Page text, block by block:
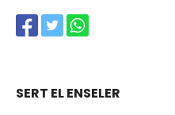
SERT EL ENSELER